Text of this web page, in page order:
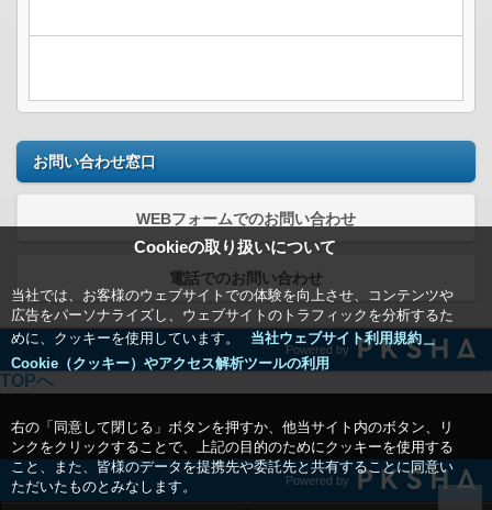
Cookieの取り扱いについて
当社では、お客様のウェブサイトでの体験を向上させ、コンテンツや
広告をパーソナライズし、ウェブサイトのトラフィックを分析するた
めに、クッキーを使用しています。
当社ウェブサイト利用規約＿
Cookie（クッキー）やアクセス解析ツールの利用
右の「同意して閉じる」ボタンを押すか、他当サイト内のボタン、リ
ンクをクリックすることで、上記の目的のためにクッキーを使用する
こと、また、皆様のデータを提携先や委託先と共有することに同意い
ただいたものとみなします。
お問い合わせ窓口
WEBフォームでのお問い合わせ
電話でのお問い合わせ
Powered by
TOPへ
Powered by